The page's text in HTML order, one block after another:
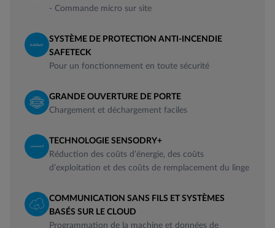
- Commande micro sur site
SYSTÈME DE PROTECTION ANTI-INCENDIE
SAFETECK
Pour un fonctionnement en toute sécurité
GRANDE OUVERTURE DE PORTE
Chargement et déchargement faciles
TECHNOLOGIE SENSODRY+
Réduction des coûts d’énergie, des coûts
d’exploitation et des coûts de remplacement du linge
COMMUNICATION SANS FILS ET SYSTÈMES
BASÉS SUR LE CLOUD
Programmation de la machine et données de